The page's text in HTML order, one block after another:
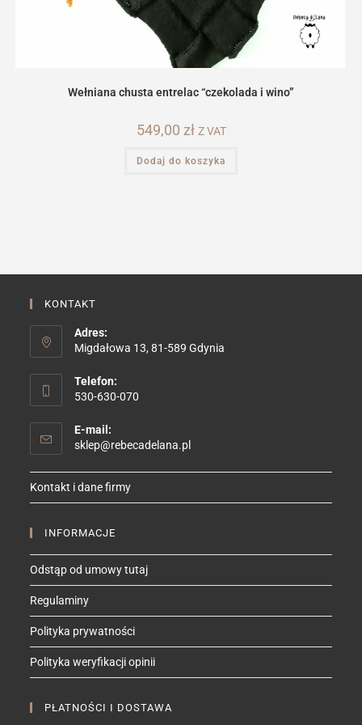
Wełniana chusta entrelac “czekolada i wino”
549,00 zł Z VAT
Dodaj do koszyka
KONTAKT
Adres:
Migdałowa 13, 81-589 Gdynia
Telefon:
530-630-070
E-mail:
sklep@rebecadelana.plOpens
your
Kontakt i dane firmy
INFORMACJE
Odstąp od umowy tutaj
Regulaminy
Polityka prywatności
Polityka weryfikacji opinii
PŁATNOŚCI I DOSTAWA